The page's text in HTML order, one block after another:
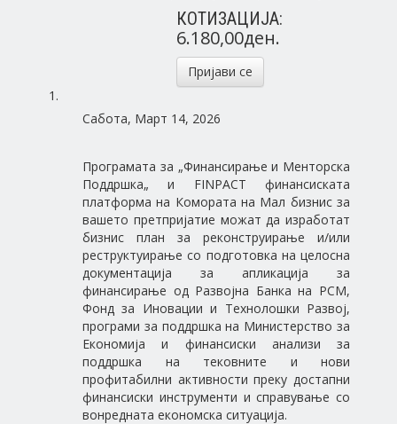
КОТИЗАЦИЈА:
6.180,00ден.
Пријави се
Сабота, Март 14, 2026
Програмата за „Финансирање и Менторска
Поддршка„ и FINPACT финансиската
платформа на Комората на Мал бизнис за
вашето претпријатие можат да изработат
бизнис план за реконструирање и/или
реструктуирање со подготовка на целосна
документација за апликација за
финансирање од Развојна Банка на РСМ,
Фонд за Иновации и Технолошки Развој,
програми за поддршка на Министерство за
Економија и финансиски анализи за
поддршка на тековните и нови
профитабилни активности преку достапни
финансиски инструменти и справување со
вонредната економска ситуација.